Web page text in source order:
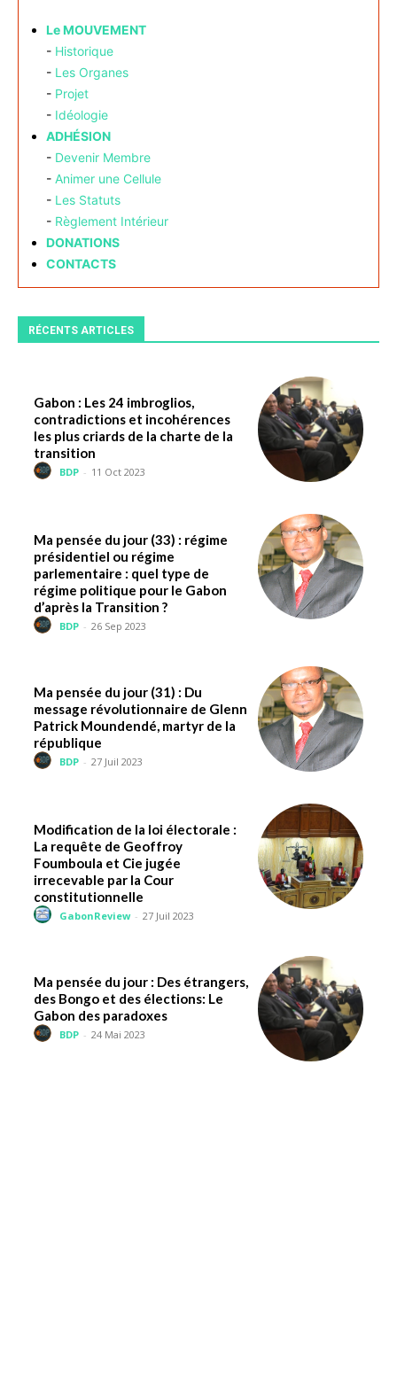
Le MOUVEMENT
- Historique
- Les Organes
- Projet
- Idéologie
ADHÉSION
- Devenir Membre
- Animer une Cellule
- Les Statuts
- Règlement Intérieur
DONATIONS
CONTACTS
RÉCENTS ARTICLES
Gabon : Les 24 imbroglios,
contradictions et incohérences
les plus criards de la charte de la
transition
BDP - 11 Oct 2023
Ma pensée du jour (33) : régime
présidentiel ou régime
parlementaire : quel type de
régime politique pour le Gabon
d’après la Transition ?
BDP - 26 Sep 2023
Ma pensée du jour (31) : Du
message révolutionnaire de Glenn
Patrick Moundendé, martyr de la
république
BDP - 27 Juil 2023
Modification de la loi électorale :
La requête de Geoffroy
Foumboula et Cie jugée
irrecevable par la Cour
constitutionnelle
GabonReview - 27 Juil 2023
Ma pensée du jour : Des étrangers,
des Bongo et des élections: Le
Gabon des paradoxes
BDP - 24 Mai 2023